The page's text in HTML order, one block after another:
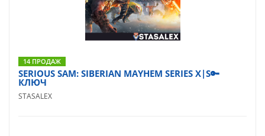
14 ПРОДАЖ
SERIOUS SAM: SIBERIAN MAYHEM SERIES X|S🔑
КЛЮЧ
STASALEX